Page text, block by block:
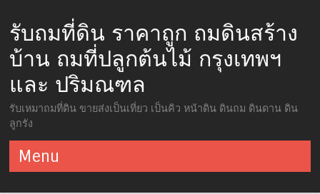
รับถมที่ดิน ราคาถูก ถมดินสร้าง
บ้าน ถมที่ปลูกต้นไม้ กรุงเทพฯ
และ ปริมณฑล
รับเหมาถมที่ดิน ขายส่งเป็นเที่ยว เป็นคิว หน้าดิน ดินถม ดินดาน ดิน
ลูกรัง
Menu